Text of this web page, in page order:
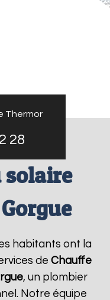
Thermor
28
solaire
habitants ont la
de Chauffe
, un plombier
Notre équipe